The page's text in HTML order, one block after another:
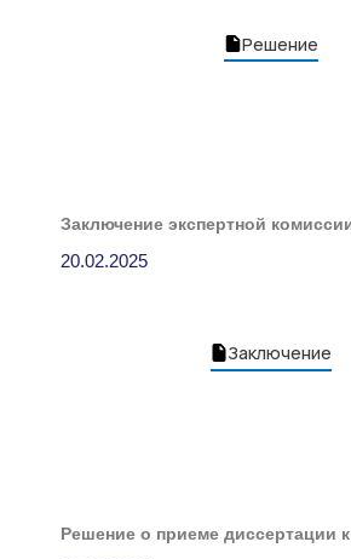
Решение
Заключение экспертной
20.02.2025
Заключение
Решение о приеме диссертации